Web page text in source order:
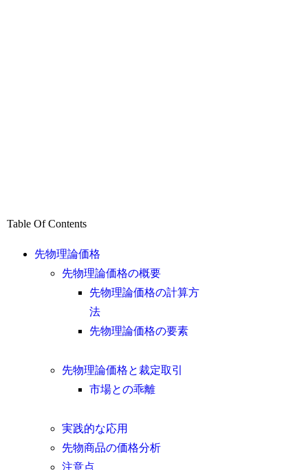
Table Of Contents
先物理論価格
先物理論価格の概要
先物理論価格の計算方
法
先物理論価格の要素
先物理論価格と裁定取引
市場との乖離
実践的な応用
先物商品の価格分析
注意点